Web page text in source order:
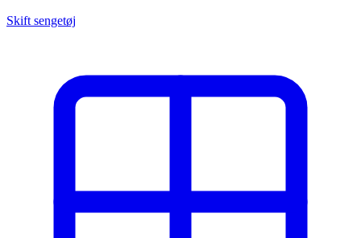
Skift sengetøj